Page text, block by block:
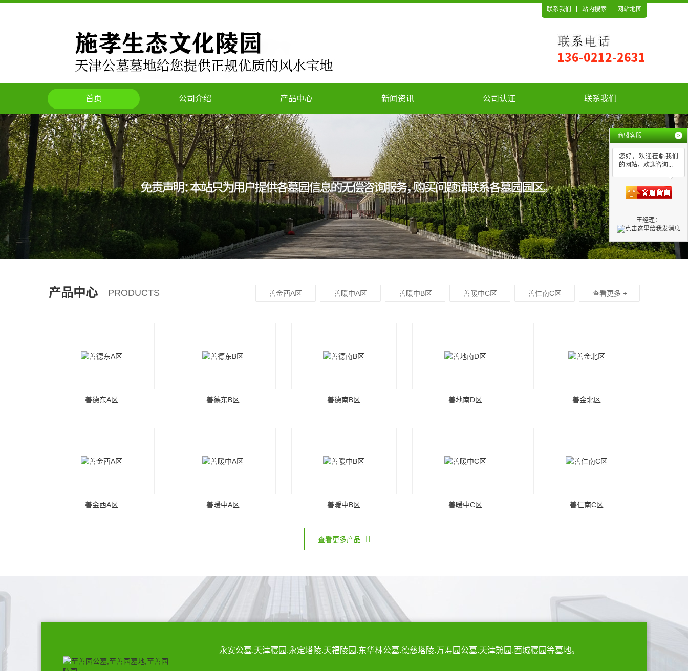
联系我们 站内搜索 网站地图
首页 公司介绍 产品中心 新闻资讯 公司认证 联系我们
产品中心 PRODUCTS 善金西A区 善暖中A区 善暖中B区 善暖中C区 善仁南C区 查看更多 +
善德东A区 善德东B区 善德南B区 善地南D区 善金北区
善金西A区 善暖中A区 善暖中B区 善暖中C区 善仁南C区
查看更多产品
永安公墓.天津寝园.永定塔陵.天福陵园.东华林公墓.德慈塔陵.万寿园公墓.天津憩园.西城寝园等墓地。
商盟客服 >
您好，欢迎莅临我们
的网站，欢迎咨询...
王经理：